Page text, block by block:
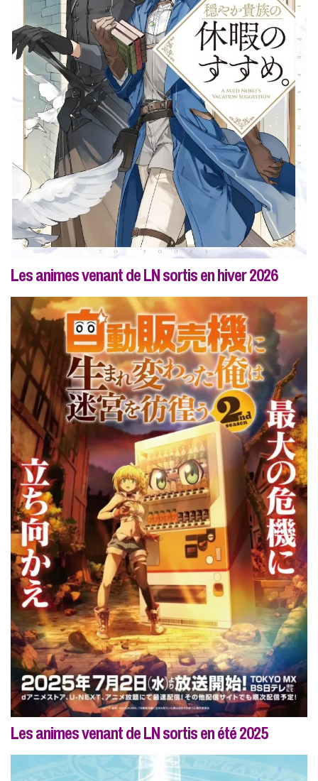
Les animes venant de LN sortis en hiver 2026
Les animes venant de LN sortis en été 2025